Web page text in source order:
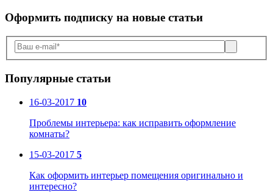
Оформить подписку на новые статьи
Популярные статьи
16-03-2017 10
Проблемы интерьера: как исправить оформление
комнаты?
15-03-2017 5
Как оформить интерьер помещения оригинально и
интересно?